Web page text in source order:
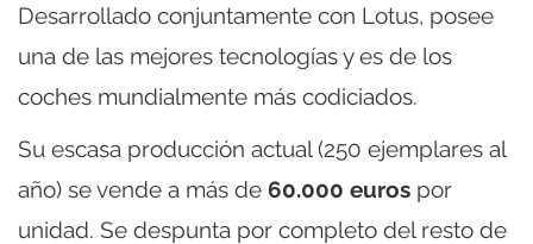
Desarrollado conjuntamente con Lotus, posee
una de las mejores tecnologías y es de los
coches mundialmente más codiciados.
Su escasa producción actual (250 ejemplares al
año) se vende a más de 60.000 euros por
unidad. Se despunta por completo del resto de